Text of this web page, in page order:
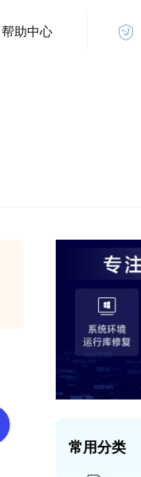
帮助中心
常用分类